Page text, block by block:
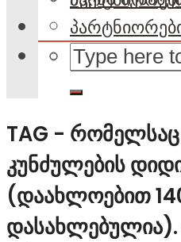
TAG - ᲠᲝᲛᲔᲚᲡᲐᲪ
ᲙᲣᲜᲫᲣᲚᲔᲑᲘᲡ
(ᲓᲐᲐᲮᲚᲝᲔᲑᲘᲗ
ᲓᲐᲡᲐᲮᲚᲔᲑᲣᲚᲘᲐ).